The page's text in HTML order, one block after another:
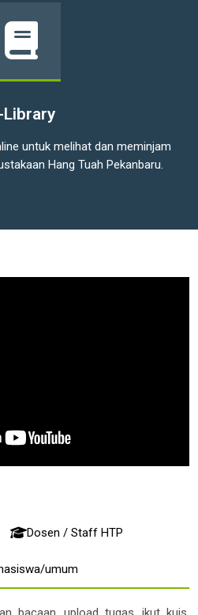
Library
untuk melihat dan meminjam
Hang Tuah Pekanbaru.
Dosen / Staff HTP
umum